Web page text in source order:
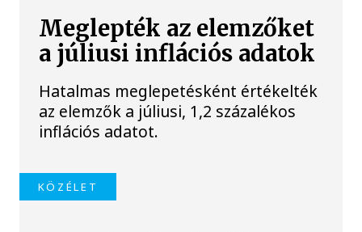
Meglepték az elemzőket
a júliusi inflációs adatok
Hatalmas meglepetésként értékelték
az elemzők a júliusi, 1,2 százalékos
inflációs adatot.
KÖZÉLET